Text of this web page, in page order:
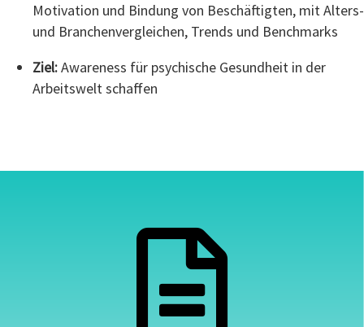
Motivation und Bindung von Beschäftigten, mit Alters-
und Branchenvergleichen, Trends und Benchmarks
Ziel:Awareness für psychische Gesundheit in der
Arbeitswelt schaffen